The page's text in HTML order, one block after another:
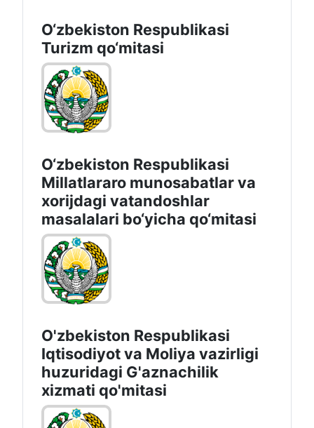
O‘zbekiston Respublikasi
Turizm qo‘mitasi
O‘zbekiston Respublikasi
Millatlararo munosabatlar va
xorijdagi vatandoshlar
masalalari bo‘yicha qo‘mitasi
O'zbekiston Respublikasi
Iqtisodiyot vа Moliya vazirligi
huzuridagi G'aznachilik
xizmati qo'mitasi